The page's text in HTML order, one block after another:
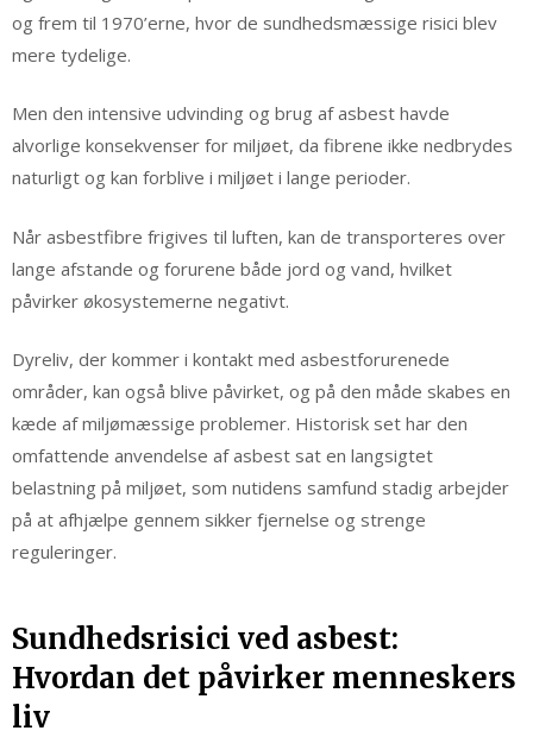
og frem til 1970’erne, hvor de sundhedsmæssige risici blev
mere tydelige.
Men den intensive udvinding og brug af asbest havde
alvorlige konsekvenser for miljøet, da fibrene ikke nedbrydes
naturligt og kan forblive i miljøet i lange perioder.
Når asbestfibre frigives til luften, kan de transporteres over
lange afstande og forurene både jord og vand, hvilket
påvirker økosystemerne negativt.
Dyreliv, der kommer i kontakt med asbestforurenede
områder, kan også blive påvirket, og på den måde skabes en
kæde af miljømæssige problemer. Historisk set har den
omfattende anvendelse af asbest sat en langsigtet
belastning på miljøet, som nutidens samfund stadig arbejder
på at afhjælpe gennem sikker fjernelse og strenge
reguleringer.
Sundhedsrisici ved asbest:
Hvordan det påvirker menneskers
liv